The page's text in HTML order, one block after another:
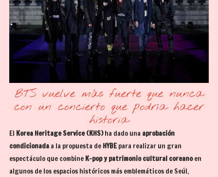
BTS vuelve más fuerte que nunca
con un concierto que podría hacer
historia
El Korea Heritage Service (KHS)ha dado una aprobación
condicionadaa la propuesta de HYBEpara realizar un gran
espectáculo que combine K-pop y patrimonio cultural coreanoen
algunos de los espacios históricos más emblemáticos de Seúl,